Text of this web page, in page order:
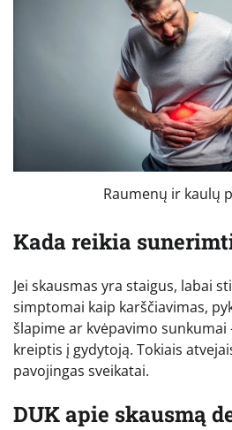
Raumenų ir kaulų
Kada reikia
Jei skausmas yra staigus, labai
simptomai kaip karščiavimas,
šlapime ar kvėpavimo
kreiptis į gydytoją. Tokiais
pavojingas sveikatai.
DUK apie skausmą